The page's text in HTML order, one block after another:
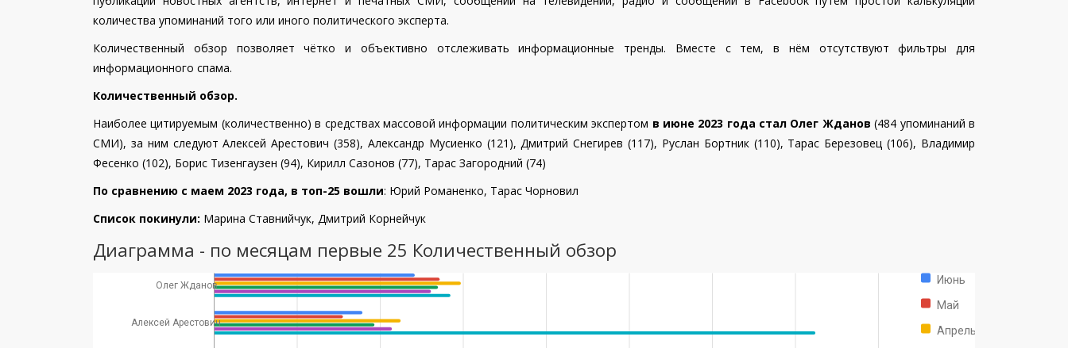
количества упоминаний того или иного политического эксперта.
Количественный обзор позволяет чётко и объективно отслеживать информационные тренды. Вместе с тем, в нём отсутствуют фильтры для
информационного спама.
Количественный обзор.
Наиболее цитируемым (количественно) в средствах массовой информации политическим экспертом в июне 2023 года стал Олег Жданов(484 упоминаний в
СМИ), за ним следуют Алексей Арестович (358), Александр Мусиенко (121), Дмитрий Снегирев (117), Руслан Бортник (110), Тарас Березовец (106), Владимир
Фесенко (102), Борис Тизенгаузен (94), Кирилл Сазонов (77), Тарас Загородний (74)
По сравнению с маем 2023 года, в топ-25 вошли: Юрий Романенко, Тарас Чорновил
Список покинули: Марина Ставнийчук, Дмитрий Корнейчук
Диаграмма - по месяцам первые 25 Количественный обзор
Июнь
Май
Апрель
Олег Жданов
Алексей Арестович